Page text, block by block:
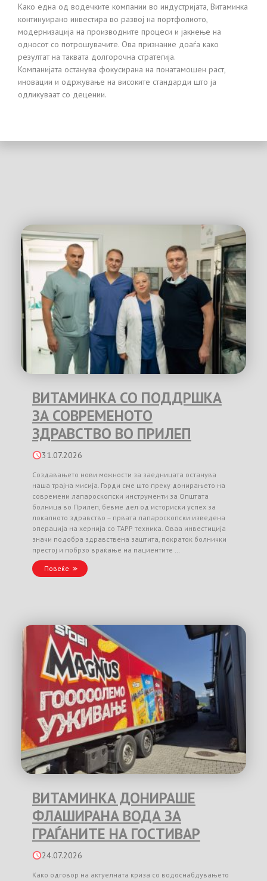
Како една од водечките компании во индустријата, Витаминка
континуирано инвестира во развој на портфолиото,
модернизација на производните процеси и јакнење на
односот со потрошувачите. Ова признание доаѓа како
резултат на таквата долгорочна стратегија.
Компанијата останува фокусирана на понатамошен раст,
иновации и одржување на високите стандарди што ја
одликуваат со децении.
ВИТАМИНКА СО ПОДДРШКА
ЗА СОВРЕМЕНОТО
ЗДРАВСТВО ВО ПРИЛЕП
31.07.2026
Создавањето нови можности за заедницата останува
наша трајна мисија. Горди сме што преку донирањето на
современи лапароскопски инструменти за Општата
болница во Прилеп, бевме дел од историски успех за
локалното здравство – првата лапароскопски изведена
операција на хернија со TAPP техника. Оваа инвестиција
значи подобра здравствена заштита, пократок болнички
престој и побрзо враќање на пациентите …
Повеќе
ВИТАМИНКА ДОНИРАШЕ
ФЛАШИРАНА ВОДА ЗА
ГРАЃАНИТЕ НА ГОСТИВАР
24.07.2026
Како одговор на актуелната криза со водоснабдувањето